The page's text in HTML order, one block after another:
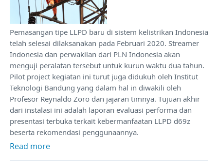
Pemasangan tipe LLPD baru di sistem kelistrikan Indonesia
telah selesai dilaksanakan pada Februari 2020. Streamer
Indonesia dan perwakilan dari PLN Indonesia akan
menguji peralatan tersebut untuk kurun waktu dua tahun.
Pilot project kegiatan ini turut juga didukuh oleh Institut
Teknologi Bandung yang dalam hal in diwakili oleh
Profesor Reynaldo Zoro dan jajaran timnya. Tujuan akhir
dari instalasi ini adalah laporan evaluasi performa dan
presentasi terbuka terkait kebermanfaatan LLPD d69z
beserta rekomendasi penggunaannya.
Read more